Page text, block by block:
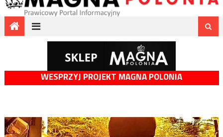
WESPRZYJ PROJEKT MAGNA POLONIA